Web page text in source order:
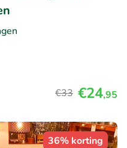
€33 €24,95
36% korting